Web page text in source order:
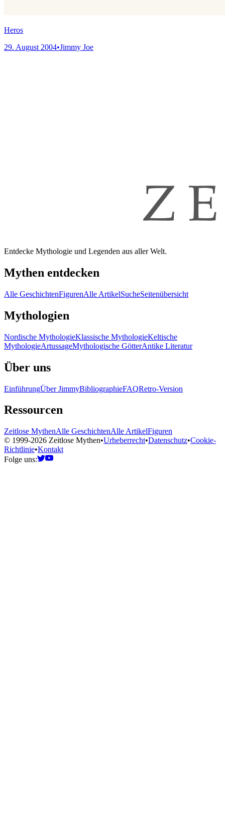
Heros
29. August 2004•Jimmy Joe
Entdecke Mythologie und Legenden aus aller Welt.
Mythen entdecken
Alle GeschichtenFigurenAlle ArtikelSucheSeitenübersicht
Mythologien
Nordische MythologieKlassische MythologieKeltische
MythologieArtussageMythologische GötterAntike Literatur
Über uns
EinführungÜber JimmyBibliographieFAQRetro-Version
Ressourcen
Zeitlose MythenAlle GeschichtenAlle ArtikelFiguren
© 1999-2026 Zeitlose Mythen•Urheberrecht•Datenschutz•Cookie-
Richtlinie•Kontakt
Folge uns: